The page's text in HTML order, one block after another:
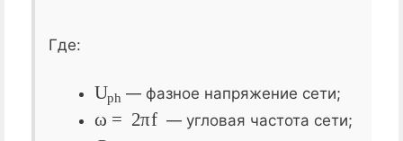
Где:
U
— фазное напряжение сети;
ω= 2π f
— угловая частота сети;
C